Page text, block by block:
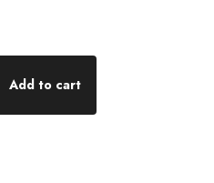
Add to cart